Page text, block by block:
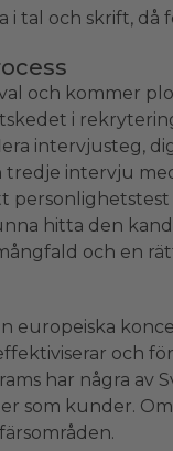
i tal och skrift,
och kommer
i
intervjusteg,
tredje intervju
hitta den
och en
europeiska
och
har några av
som kunder.